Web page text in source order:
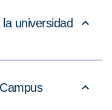
universidad